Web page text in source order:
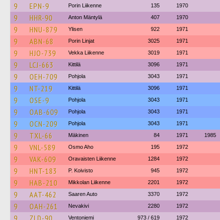
9 EPN-9 Porin Liikenne 135 1970
9 HHR-90 Anton Mäntylä 407 1970
9 HNU-879 Ylisen 922 1971
9 ABN-68 Porin Linjat 3025 1971
9 HJO-739 Vekka Liikenne 3019 1971
9 LCJ-663 Kittilä 3096 1971
9 OEH-709 Pohjola 3043 1971
9 NT-219 Kittilä 3096 1971
9 OSE-9 Pohjola 3043 1971
9 OAB-609 Pohjola 3043 1971
9 OCN-209 Pohjola 3043 1971
9 TXL-66 Mäkinen 84 1971 1985
9 VNL-589 Osmo Aho 195 1972
9 VAK-609 Oravaisten Liikenne 1284 1972
9 HNT-183 P. Koivisto 945 1972
9 HAB-210 Mikkolan Liikenne 2201 1972
9 AAT-462 Saaren Auto 3370 1972
9 OAH-261 Nevakivi 2280 1972
9 ZLD-90 Ventoniemi 973 / 619 1972